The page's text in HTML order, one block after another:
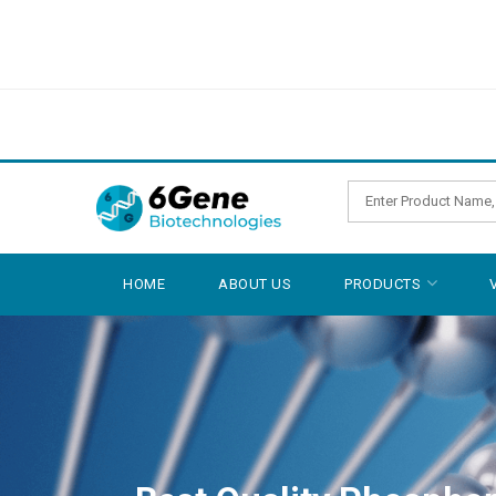
HOME ABOUT US PRODUCTS